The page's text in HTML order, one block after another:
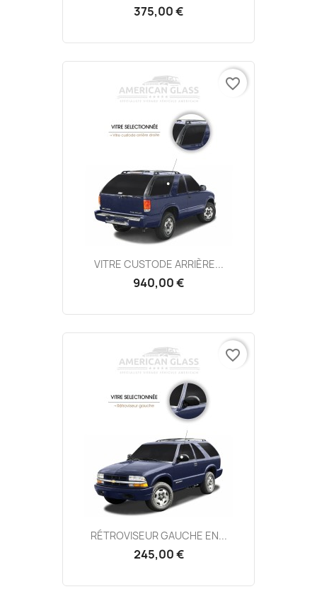
375,00 €
VITRE CUSTODE ARRIÈRE...
940,00 €
favorite_border
RÉTROVISEUR GAUCHE EN...
245,00 €
favorite_border